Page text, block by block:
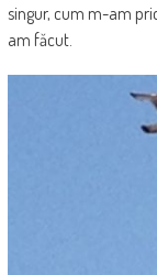
singur, cum m-am
am făcut.